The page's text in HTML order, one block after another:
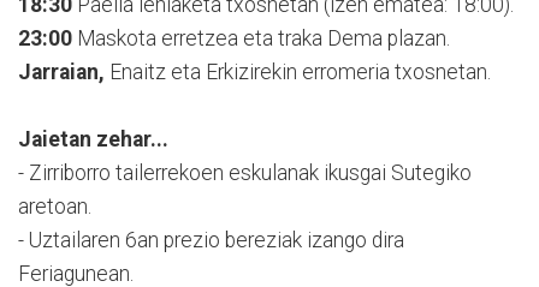
23:00 Maskota erretzea eta traka Dema plazan.
Jarraian, Enaitz eta Erkizirekin erromeria txosnetan.
Jaietan zehar...
- Zirriborro tailerrekoen eskulanak ikusgai Sutegiko
aretoan.
- Uztailaren 6an prezio bereziak izango dira
Feriagunean.